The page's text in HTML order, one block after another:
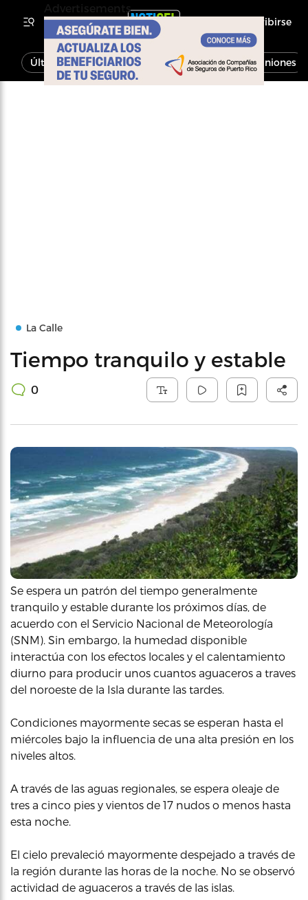
Inscribirse
Última Hora Noticias Economía Opiniones
La Calle
Tiempo tranquilo y estable
0
Se espera un patrón del tiempo generalmente
tranquilo y estable durante los próximos días, de
acuerdo con el Servicio Nacional de Meteorología
(SNM). Sin embargo, la humedad disponible
interactúa con los efectos locales y el calentamiento
diurno para producir unos cuantos aguaceros a traves
del noroeste de la Isla durante las tardes.
Condiciones mayormente secas se esperan hasta el
miércoles bajo la influencia de una alta presión en los
niveles altos.
A través de las aguas regionales, se espera oleaje de
tres a cinco pies y vientos de 17 nudos o menos hasta
esta noche.
El cielo prevaleció mayormente despejado a través de
la región durante las horas de la noche. No se observó
actividad de aguaceros a través de las islas.
Advertisements